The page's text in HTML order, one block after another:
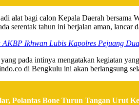
alat bagi calon Kepala Daerah
serentak tahun ini berjalan aman, lancar
Ikhwan Lubis Kapolres Pejuang
pada intinya mengatakan kegiatan
di Bengkulu ini akan berlangsung
Polantas Bone Turun Tangan Urut